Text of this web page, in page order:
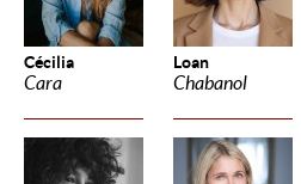
Cécilia
Cara
Loan
Chabanol